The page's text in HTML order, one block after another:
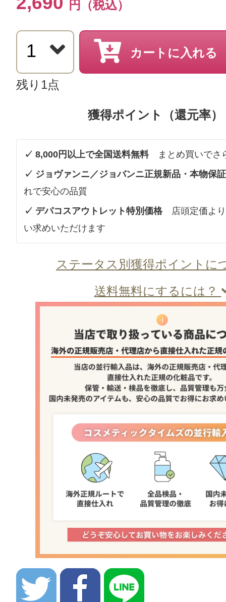
円（税込）
カートに入れる
残り1点
獲得ポイント（還元率）
✓ 8,000円以上で全国送料無料まとめ買いでさ
✓ ジョヴァンニ／ジョバンニ正規新品・本物保証
れで安心の品質
✓ デパコスアウトレット特別価格店頭定価より
い求めいただけます
ステータス別獲得ポイントに
送料無料にするには？